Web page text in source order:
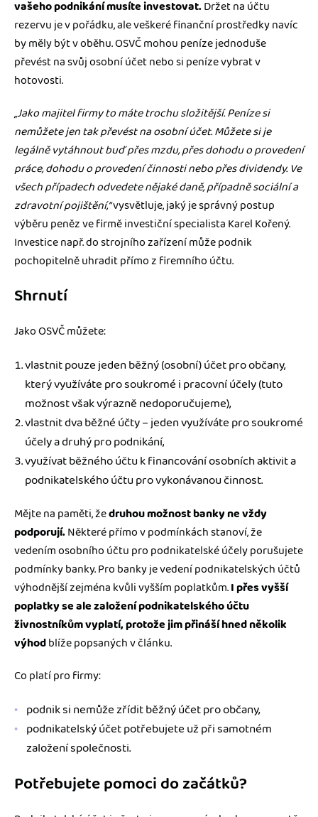
vašeho podnikání musíte investovat.Držet na účtu
rezervu je v pořádku, ale veškeré finanční prostředky navíc
by měly být v oběhu. OSVČ mohou peníze jednoduše
převést na svůj osobní účet nebo si peníze vybrat v
hotovosti.
„Jako majitel firmy to máte trochu složitější. Peníze si
nemůžete jen tak převést na osobní účet. Můžete si je
legálně vytáhnout buď přes mzdu, přes dohodu o provedení
práce, dohodu o provedení činnosti nebo přes dividendy. Ve
všech případech odvedete nějaké daně, případně sociální a
zdravotní pojištění,“vysvětluje, jaký je správný postup
výběru peněz ve firmě investiční specialista Karel Kořený.
Investice např. do strojního zařízení může podnik
pochopitelně uhradit přímo z firemního účtu.
Shrnutí
Jako OSVČ můžete:
vlastnit pouze jeden běžný (osobní) účet pro občany,
který využíváte pro soukromé i pracovní účely (tuto
možnost však výrazně nedoporučujeme),
vlastnit dva běžné účty – jeden využíváte pro soukromé
účely a druhý pro podnikání,
využívat běžného účtu k financování osobních aktivit a
podnikatelského účtu pro vykonávanou činnost.
Mějte na paměti, žedruhou možnost banky ne vždy
podporují.Některé přímo v podmínkách stanoví, že
vedením osobního účtu pro podnikatelské účely porušujete
podmínky banky. Pro banky je vedení podnikatelských účtů
výhodnější zejména kvůli vyšším poplatkům.I přes vyšší
poplatky se ale založení podnikatelského účtu
živnostníkům vyplatí, protože jim přináší hned několik
výhodblíže popsaných v článku.
Co platí pro firmy:
podnik si nemůže zřídit běžný účet pro občany,
podnikatelský účet potřebujete už při samotném
založení společnosti.
Potřebujete pomoci do začátků?